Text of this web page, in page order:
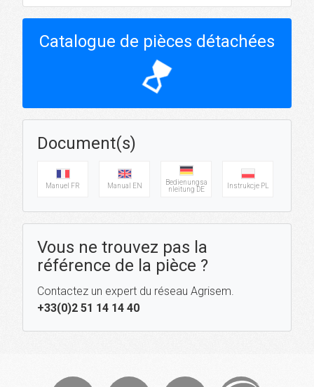
Catalogue de pièces détachées
hourglass_top
Document(s)
Manuel FR Manual EN
Bedienungsa
nleitung DE
Instrukcje PL
Vous ne trouvez pas la
référence de la pièce ?
Contactez un expert du réseau Agrisem.
+33(0)2 51 14 14 40